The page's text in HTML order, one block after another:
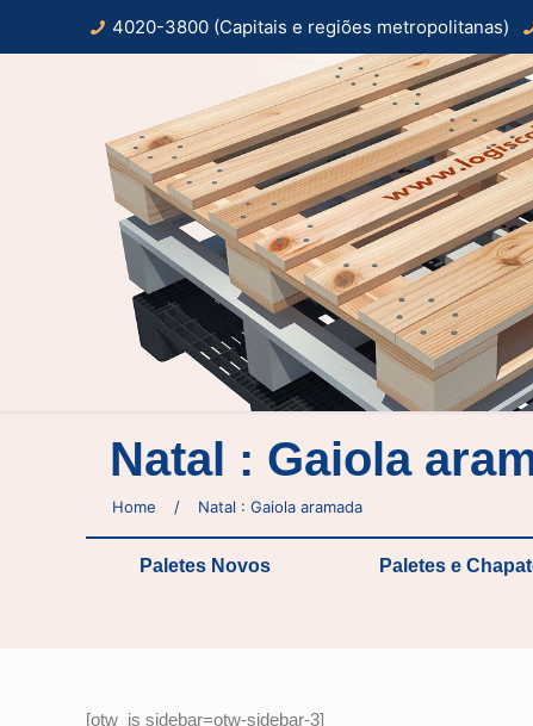
4020-3800 (Capitais e regiões metropolitanas)
Natal : Gaiola
Home / Natal : Gaiola aramada
Paletes Novos Paletes e
[otw_is sidebar=otw-sidebar-3]